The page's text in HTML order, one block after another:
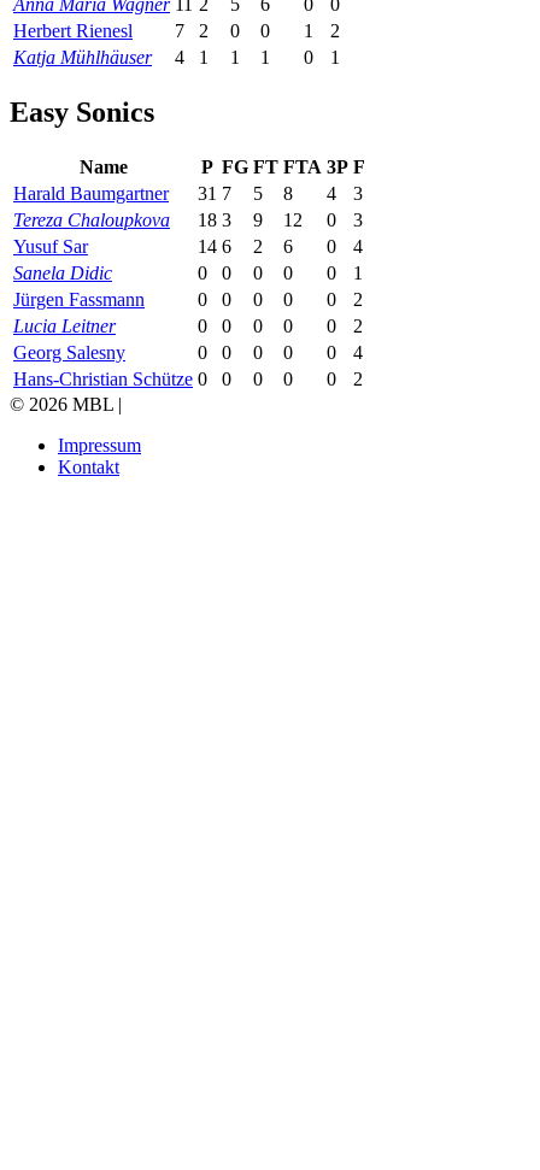
Herbert Rienesl
7 2 0 0 1
2
Katja Mühlhäuser
4 1 1 1 0 1
Easy Sonics
Name P FG FT FTA 3P F
Harald Baumgartner
31 7 5 8 4
3
Tereza Chaloupkova
18 3 9 12 0
3
Yusuf Sar
14 6 2 6 0
4
Sanela Didic
0 0 0 0 0
1
Jürgen Fassmann
0 0 0 0 0
2
Lucia Leitner
0 0 0 0 0
2
Georg Salesny
0 0 0 0 0
4
Hans-Christian Schütze 0 0 0 0 0
2
© 2026 MBL |
Impressum
Kontakt